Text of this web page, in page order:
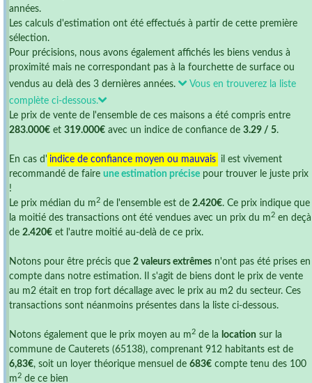
années.
Les calculs d'estimation ont été effectués à partir de cette première
sélection.
Pour précisions, nous avons également affichés les biens vendus à
proximité mais ne correspondant pas à la fourchette de surface ou
vendus au delà des 3 dernières années.
Vous en trouverez la liste
complète ci-dessous.
Le prix de vente de l'ensemble de ces maisons a été compris entre
283.000€ et 319.000€ avec un indice de confiance de 3.29 / 5.
En cas d' indice de confiance moyen ou mauvais il est vivement
recommandé de faire une estimation précise pour trouver le juste prix
!
Le prix médian du m 2 de l'ensemble est de 2.420€. Ce prix indique que
la moitié des transactions ont été vendues avec un prix du m 2 en deçà
de 2.420€ et l'autre moitié au-delà de ce prix.
Notons pour être précis que 2 valeurs extrêmes n'ont pas été prises en
compte dans notre estimation. Il s'agit de biens dont le prix de vente
au m2 était en trop fort décallage avec le prix au m2 du secteur. Ces
transactions sont néanmoins présentes dans la liste ci-dessous.
Notons également que le prix moyen au m 2 de la location sur la
commune de Cauterets (65138), comprenant 912 habitants est de
6,83€, soit un loyer théorique mensuel de 683€ compte tenu des 100
m 2 de ce bien